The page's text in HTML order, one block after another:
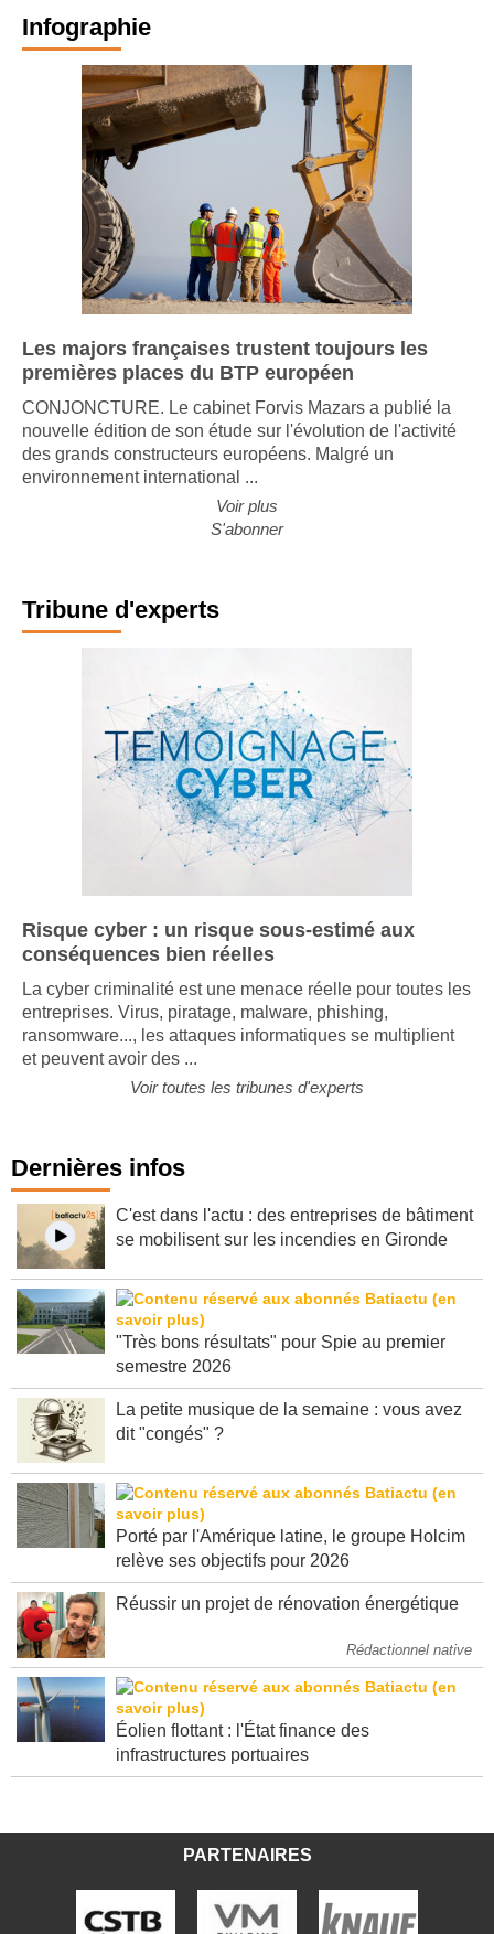
Infographie
Les majors françaises trustent toujours les
premières places du BTP européen
CONJONCTURE. Le cabinet Forvis Mazars a publié la
nouvelle édition de son étude sur l'évolution de l'activité
des grands constructeurs européens. Malgré un
Voir plus
Tribune d'experts
Risque cyber : un risque sous-estimé aux
conséquences bien réelles
La cyber criminalité est une menace réelle pour toutes les
entreprises. Virus, piratage, malware, phishing,
ransomware..., les attaques informatiques se multiplient
Dernières infos
C'est dans l'actu : des entreprises de bâtiment
"Très bons résultats" pour Spie au premier
La petite musique de la semaine : vous avez
Porté par l'Amérique latine, le groupe Holcim
Rédactionnel native
Éolien flottant : l'État finance des